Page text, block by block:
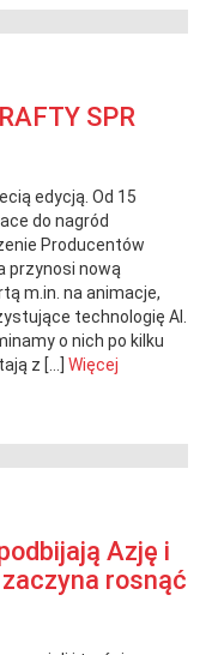
SPR
edycją. Od 15
do nagród
Producentów
przynosi nową
m.in. na animacje,
technologię AI.
o nich po kilku
z […] Więcej
Azję i
rosnąć